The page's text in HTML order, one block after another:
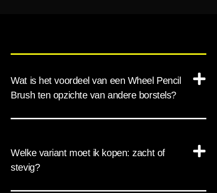
Wat is het voordeel van een Wheel Pencil
Brush ten opzichte van andere borstels?
Welke variant moet ik kopen: zacht of
stevig?